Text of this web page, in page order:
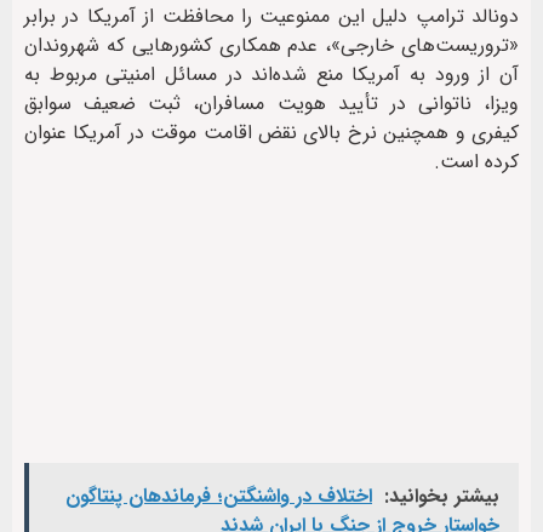
دونالد ترامپ دلیل این ممنوعیت‌ را محافظت از آمریکا در برابر
«تروریست‌های خارجی»، عدم همکاری کشورهایی که شهروندان
آن از ورود به آمریکا منع شده‌اند در مسائل امنیتی مربوط به
ویزا، ناتوانی در تأیید هویت مسافران، ثبت ضعیف سوابق
کیفری و همچنین نرخ بالای نقض اقامت موقت در آمریکا عنوان
کرده است.
بیشتر بخوانید: اختلاف در واشنگتن؛ فرماندهان پنتاگون
خواستار خروج از جنگ با ایران شدند